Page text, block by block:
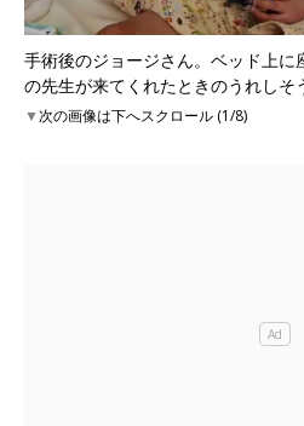
手術後のジョージさん。ベッド上に
の先生が来てくれたときのうれしそ
▼次の画像は下へスクロール (1/8)